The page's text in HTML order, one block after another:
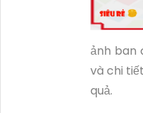
ảnh ban
và chi
quả.